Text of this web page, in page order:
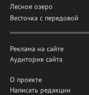
Лесное озеро
Весточка с передовой
Реклама на сайте
Аудитория сайта
О проекте
Написать редакции